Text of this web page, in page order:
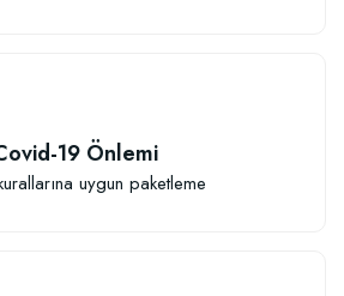
19 Önlemi
uygun paketleme